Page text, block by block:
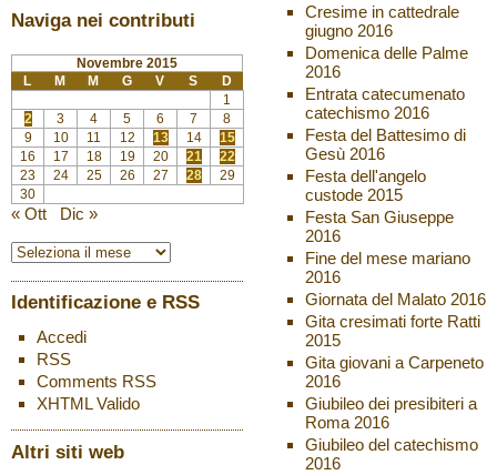
Naviga nei contributi
Novembre 2015
L
M M G V S
D
1
2
3 4 5 6 7
8
9
10 11 12 13 14
15
16
17 18 19 20 21
22
23
24 25 26 27 28
29
30
« Ott Dic »
Identificazione e RSS
Accedi
RSS
Comments RSS
XHTMLValido
Altri siti web
Cresime in cattedrale
giugno 2016
Domenica delle Palme
2016
Entrata catecumenato
catechismo 2016
Festa del Battesimo di
Gesù 2016
Festa dell'angelo
custode 2015
Festa San Giuseppe
2016
Fine del mese mariano
2016
Giornata del Malato 2016
Gita cresimati forte Ratti
2015
Gita giovani a Carpeneto
2016
Giubileo dei presibiteri a
Roma 2016
Giubileo del catechismo
2016